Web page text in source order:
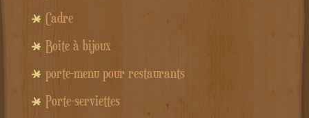
Cadre
Boite à bijoux
porte-menu pour restaurants
Porte-serviettes